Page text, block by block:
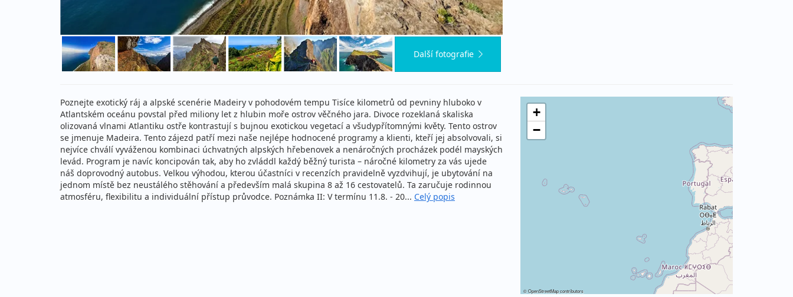
Další fotografie
Poznejte exotický ráj a alpské scenérie Madeiry v pohodovém tempu Tisíce kilometrů od pevniny hluboko v
Atlantském oceánu povstal před miliony let z hlubin moře ostrov věčného jara. Divoce rozeklaná skaliska
olizovaná vlnami Atlantiku ostře kontrastují s bujnou exotickou vegetací a všudypřítomnými květy. Tento ostrov
se jmenuje Madeira. Tento zájezd patří mezi naše nejlépe hodnocené programy a klienti, kteří jej absolvovali, si
nejvíce chválí vyváženou kombinaci úchvatných alpských hřebenovek a nenáročných procházek podél mayských
levád. Program je navíc koncipován tak, aby ho zvláddl každý běžný turista – náročné kilometry za vás ujede
náš doprovodný autobus. Velkou výhodou, kterou účastníci v recenzích pravidelně vyzdvihují, je ubytování na
jednom místě bez neustálého stěhování a především malá skupina 8 až 16 cestovatelů. Ta zaručuje rodinnou
atmosféru, flexibilitu a individuální přístup průvodce. Poznámka II: V termínu 11.8. - 20... Celý popis
+
−
©OpenStreetMapcontributors